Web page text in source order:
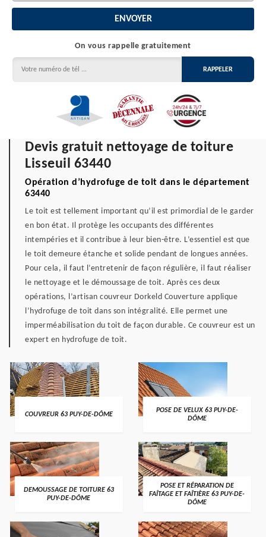
On vous rappelle gratuitement
Devis gratuit nettoyage de toiture
Lisseuil 63440
Opération d’hydrofuge de toit dans le département
63440
Le toit est tellement important qu’il est primordial de le garder
en bon état. Il protège les occupants des différentes
intempéries et il contribue à leur bien-être. L’essentiel est que
le toit demeure étanche et solide pendant de longues années.
Pour cela, il faut l’entretenir de façon régulière, il faut réaliser
le nettoyage et le démoussage de toit. Après ces deux
opérations, l’artisan couvreur Dorkeld Couverture applique
l’hydrofuge de toit dans son intégralité. Elle permet une
imperméabilisation du toit de façon durable. Ce couvreur est un
expert en hydrofuge de toit.
COUVREUR 63 PUY-DE-DÔME
POSE DE VELUX 63 PUY-DE-
DÔME
DEMOUSSAGE DE TOITURE 63
PUY-DE-DÔME
POSE ET RÉPARATION DE
FAÎTAGE ET FAÎTIÈRE 63 PUY-DE-
DÔME